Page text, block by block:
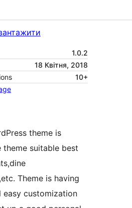
1.0.2
18 Квітня, 2018
10+
theme is
theme suitable best
Theme is having
easy customization